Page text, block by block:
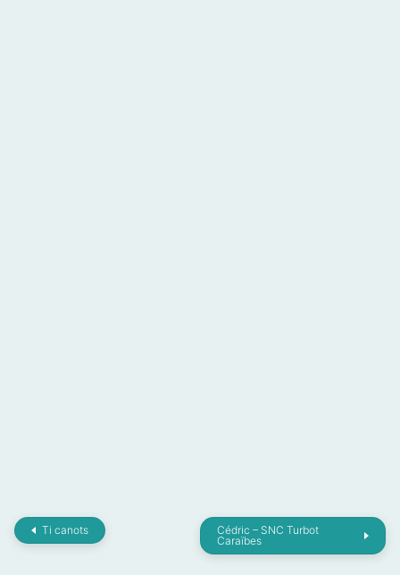
Ti canots
Cédric – SNC Turbot
Caraïbes